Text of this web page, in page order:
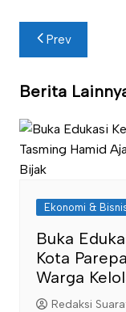
Navigasi
pos
Prev
Berita
Ekonomi &
Buka
Kota
Warga
Redaksi